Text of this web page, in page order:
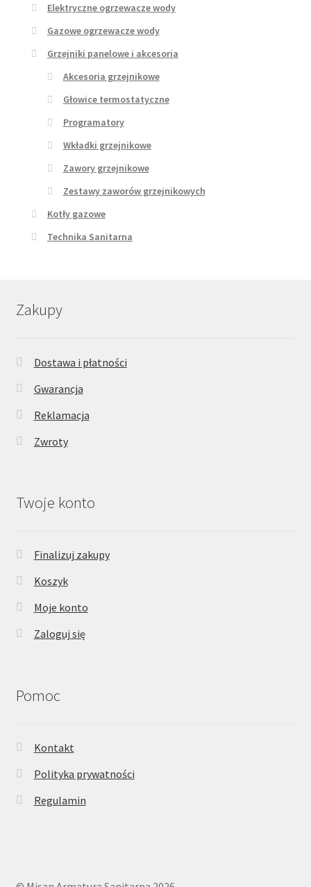
Elektryczne ogrzewacze wody
Gazowe ogrzewacze wody
Grzejniki panelowe i akcesoria
Akcesoria grzejnikowe
Głowice termostatyczne
Programatory
Wkładki grzejnikowe
Zawory grzejnikowe
Zestawy zaworów grzejnikowych
Kotły gazowe
Technika Sanitarna
Zakupy
Dostawa i płatności
Gwarancja
Reklamacja
Zwroty
Twoje konto
Finalizuj zakupy
Koszyk
Moje konto
Zaloguj się
Pomoc
Kontakt
Polityka prywatności
Regulamin